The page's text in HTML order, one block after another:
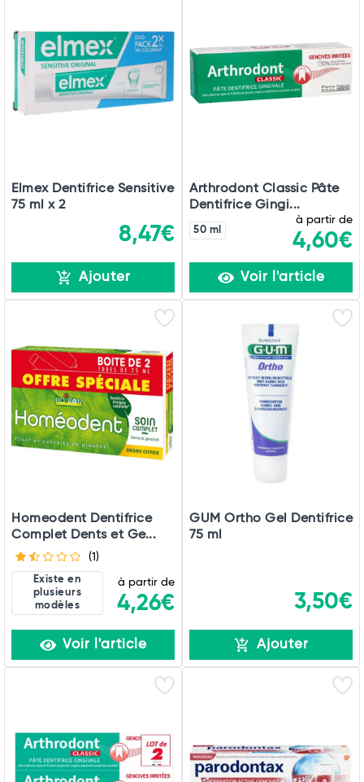
Elmex Dentifrice Sensitive
75 ml x 2
8,47€
Ajouter
Arthrodont Classic Pâte
Dentifrice Gingi...
50 ml
à partir de
4,60€
Voir l'article
Homeodent Dentifrice
Complet Dents et Ge...
(1)
Existe en
plusieurs
modèles
à partir de
4,26€
Voir l'article
GUM Ortho Gel Dentifrice
75 ml
3,50€
Ajouter